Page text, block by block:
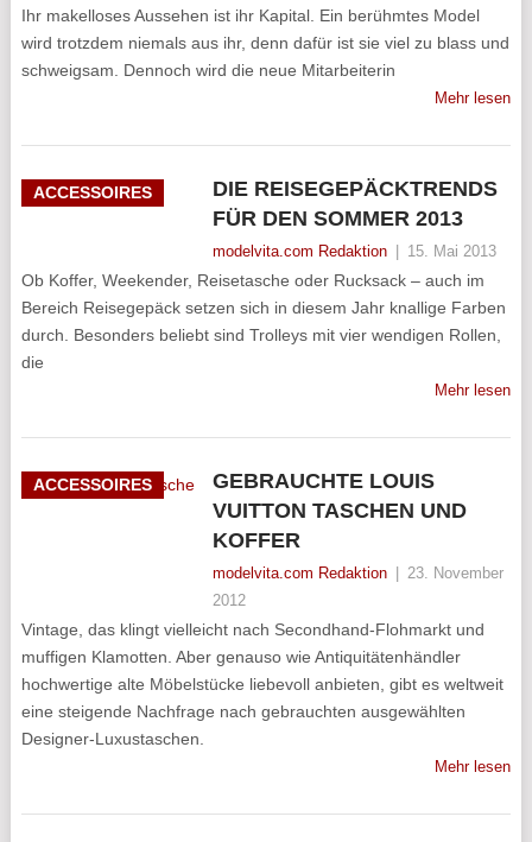
Ihr makelloses Aussehen ist ihr Kapital. Ein berühmtes Model
wird trotzdem niemals aus ihr, denn dafür ist sie viel zu blass und
schweigsam. Dennoch wird die neue Mitarbeiterin
Mehr lesen
ACCESSOIRES
DIE REISEGEPÄCKTRENDS
FÜR DEN SOMMER 2013
modelvita.com Redaktion 15. Mai 2013
Ob Koffer, Weekender, Reisetasche oder Rucksack – auch im
Bereich Reisegepäck setzen sich in diesem Jahr knallige Farben
durch. Besonders beliebt sind Trolleys mit vier wendigen Rollen,
die
Mehr lesen
ACCESSOIRES
GEBRAUCHTE LOUIS
VUITTON TASCHEN UND
KOFFER
modelvita.com Redaktion
23. November
2012
Vintage, das klingt vielleicht nach Secondhand-Flohmarkt und
muffigen Klamotten. Aber genauso wie Antiquitätenhändler
hochwertige alte Möbelstücke liebevoll anbieten, gibt es weltweit
eine steigende Nachfrage nach gebrauchten ausgewählten
Designer-Luxustaschen.
Mehr lesen